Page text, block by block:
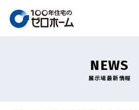
NEWS
展示場最新情報